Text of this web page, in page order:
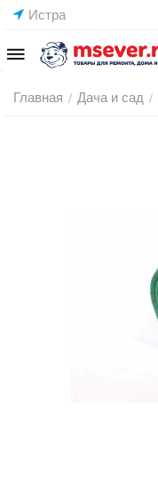
Истра
Главная / Дача и сад /